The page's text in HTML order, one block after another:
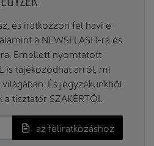
és iratkozzon fel havi e-
a NEWSFLASH-ra és
ra. Emellett nyomtatott
is tájékozódhat arról, mi
És jegyzékünkből
tisztatér SZAKÉRTŐI.
az feliratkozáshoz